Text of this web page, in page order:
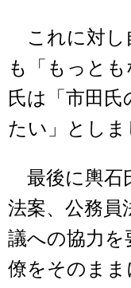
これに対し
も「もっと
氏は「市田氏
たい」としま
最後に輿石
法案、公務員
議への協力を
僚をそのま